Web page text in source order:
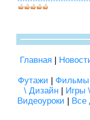
Главная |
Футажи | Фильмы
\ Дизайн | Игры
Видеоуроки | Все